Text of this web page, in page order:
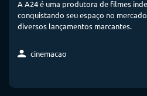
A A24 é uma produtora de filmes
conquistando seu espaço no
diversos lançamentos marcantes.
cinemacao